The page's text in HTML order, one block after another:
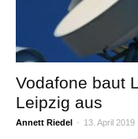
Vodafone baut
Leipzig aus
Annett Riedel - 13. April 2019